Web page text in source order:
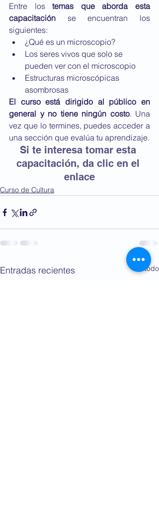
Entre los temas que aborda esta
capacitación se encuentran los
siguientes:
¿Qué es un microscopio?
Los seres vivos que solo se
pueden ver con el microscopio
Estructuras microscópicas
asombrosas
El curso está dirigido al público en
general y no tiene ningún costo. Una
vez que lo termines, puedes acceder a
una sección que evalúa tu aprendizaje.
Si te interesa tomar esta
capacitación, da clic en el
enlace
Curso de Cultura
Entradas recientes Ver todo